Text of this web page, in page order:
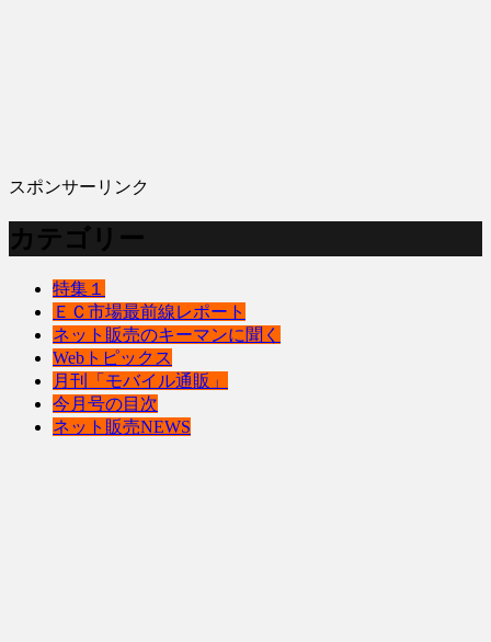
スポンサーリンク
カテゴリー
特集１
ＥＣ市場最前線レポート
ネット販売のキーマンに聞く
Webトピックス
月刊「モバイル通販」
今月号の目次
ネット販売NEWS